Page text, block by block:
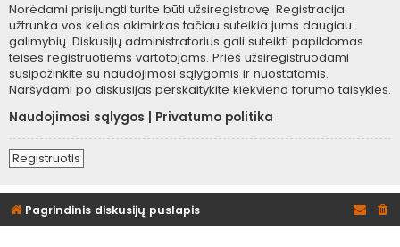
Norėdami prisijungti turite būti užsiregistravę. Registracija
užtrunka vos kelias akimirkas tačiau suteikia jums daugiau
galimybių. Diskusijų administratorius gali suteikti papildomas
teises registruotiems vartotojams. Prieš užsiregistruodami
susipažinkite su naudojimosi sąlygomis ir nuostatomis.
Naršydami po diskusijas perskaitykite kiekvieno forumo taisykles.
Naudojimosi sąlygos
Privatumo politika
Registruotis
Pagrindinis diskusijų puslapis